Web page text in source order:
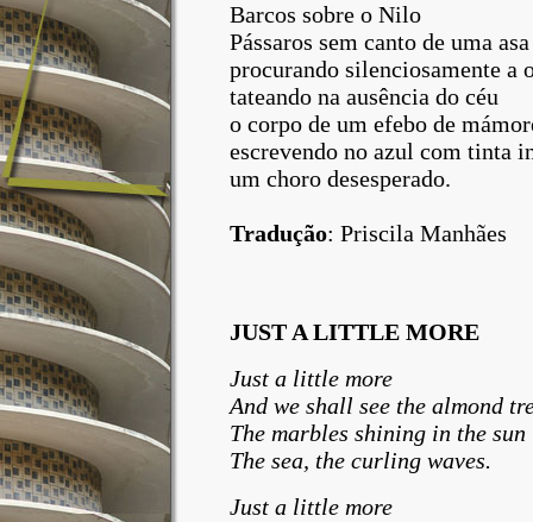
Barcos sobre o Nilo
Pássaros sem canto de uma
procurando silenciosamente a
tateando na ausência do céu
o corpo de um efebo de
escrevendo no azul com tinta
um choro desesperado.
Tradução: Priscila Manhães
JUST A LITTLE MORE
Just a little more
And we shall see the almond
The marbles shining in the sun
The sea, the curling waves.
Just a little more